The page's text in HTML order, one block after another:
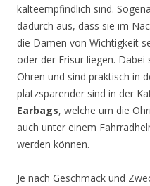
kälteempfindlich sind.
dadurch aus, dass sie im
die Damen von Wichtigkeit
oder der Frisur liegen.
Ohren und sind praktisch in
platzsparender sind in der
Earbags, welche um die
auch unter einem
werden können.
Je nach Geschmack und